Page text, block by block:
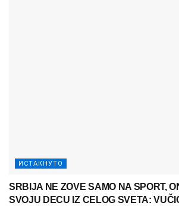
ИСТАКНУТО
SRBIJA NE ZOVE SAMO NA SPORT,
SVOJU DECU IZ CELOG SVETA: